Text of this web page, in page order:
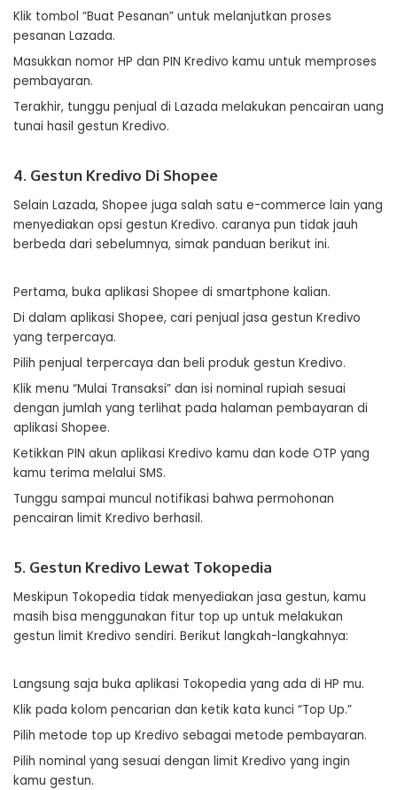
Klik tombol “Buat Pesanan” untuk melanjutkan proses
pesanan Lazada.
Masukkan nomor HP dan PIN Kredivo kamu untuk memproses
pembayaran.
Terakhir, tunggu penjual di Lazada melakukan pencairan uang
tunai hasil gestun Kredivo.
4. Gestun Kredivo Di Shopee
Selain Lazada, Shopee juga salah satu e-commerce lain yang
menyediakan opsi gestun Kredivo. caranya pun tidak jauh
berbeda dari sebelumnya, simak panduan berikut ini.
Pertama, buka aplikasi Shopee di smartphone kalian.
Di dalam aplikasi Shopee, cari penjual jasa gestun Kredivo
yang terpercaya.
Pilih penjual terpercaya dan beli produk gestun Kredivo.
Klik menu “Mulai Transaksi” dan isi nominal rupiah sesuai
dengan jumlah yang terlihat pada halaman pembayaran di
aplikasi Shopee.
Ketikkan PIN akun aplikasi Kredivo kamu dan kode OTP yang
kamu terima melalui SMS.
Tunggu sampai muncul notifikasi bahwa permohonan
pencairan limit Kredivo berhasil.
5. Gestun Kredivo Lewat Tokopedia
Meskipun Tokopedia tidak menyediakan jasa gestun, kamu
masih bisa menggunakan fitur top up untuk melakukan
gestun limit Kredivo sendiri. Berikut langkah-langkahnya:
Langsung saja buka aplikasi Tokopedia yang ada di HP mu.
Klik pada kolom pencarian dan ketik kata kunci “Top Up.”
Pilih metode top up Kredivo sebagai metode pembayaran.
Pilih nominal yang sesuai dengan limit Kredivo yang ingin
kamu gestun.